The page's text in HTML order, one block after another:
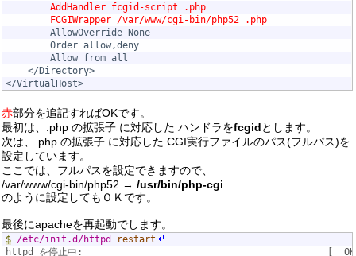
AddHandler fcgid-script .php
FCGIWrapper /var/www/cgi-bin/php52 .php
赤部分を追記すればOKです。
最初は、.php の拡張子 に対応した ハンドラをfcgidとします。
次は、.php の拡張子 に対応した CGI実行ファイルのパス(フルパス)を
設定しています。
ここでは、フルパスを設定できますので、
/var/www/cgi-bin/php52 → /usr/bin/php-cgi
のように設定してもＯＫです。
最後にapacheを再起動でします。
$ /etc/init.d/httpd
restart
httpd を停止中:                                            [